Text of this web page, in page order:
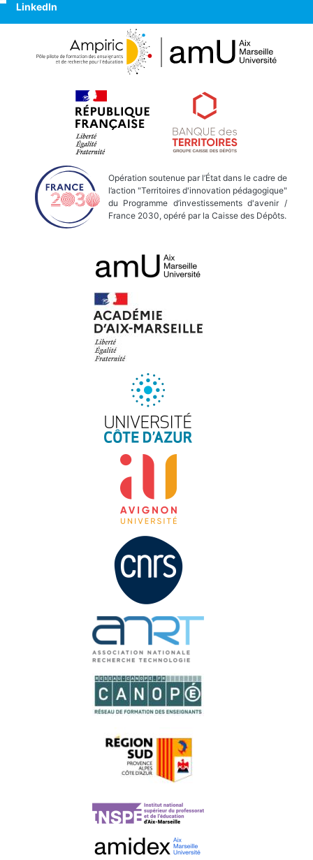
LinkedIn
Opération soutenue par l’État dans le cadre de
l’action "Territoires d'innovation pédagogique"
du Programme d’investissements d'avenir /
France 2030, opéré par la Caisse des Dépôts.